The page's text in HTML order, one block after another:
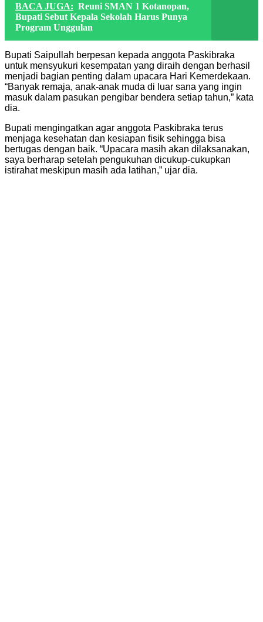
BACA JUGA: Reuni SMAN 1 Kotanopan,
Bupati Sebut Kepala Sekolah Harus Punya
Program Unggulan
Bupati Saipullah berpesan kepada anggota Paskibraka
untuk mensyukuri kesempatan yang diraih dengan berhasil
menjadi bagian penting dalam upacara Hari Kemerdekaan.
“Banyak remaja, anak-anak muda di luar sana yang ingin
masuk dalam pasukan pengibar bendera setiap tahun,” kata
dia.
Bupati mengingatkan agar anggota Paskibraka terus
menjaga kesehatan dan kesiapan fisik sehingga bisa
bertugas dengan baik. “Upacara masih akan dilaksanakan,
saya berharap setelah pengukuhan dicukup-cukupkan
istirahat meskipun masih ada latihan,” ujar dia.